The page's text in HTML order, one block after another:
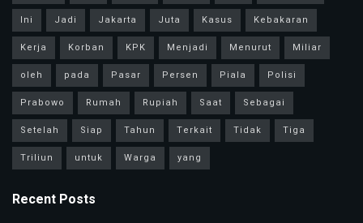
Ini
Jadi Jakarta Juta Kasus
Kebakaran
Kerja
Korban KPK Menjadi Menurut
Miliar
oleh
pada Pasar Persen Piala
Polisi
Prabowo
Rumah Rupiah Saat
Sebagai
Setelah
Siap Tahun Terkait Tidak
Tiga
Triliun
untuk Warga yang
Recent Posts